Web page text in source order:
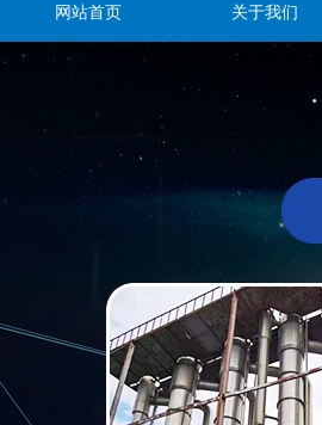
网站首页 关于我们